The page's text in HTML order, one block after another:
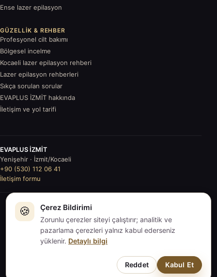
Ense lazer epilasyon
GÜZELLIK & REHBER
Profesyonel cilt bakımı
Bölgesel incelme
Kocaeli lazer epilasyon rehberi
Lazer epilasyon rehberleri
Sıkça sorulan sorular
EVAPLUS İZMİT hakkında
İletişim ve yol tarifi
EVAPLUS İZMİT
Yenişehir · İzmit/Kocaeli
+90 (530) 112 06 41
İletişim formu
© 2026 EVAPLUS İZMİT. Tüm hakları saklıdır.
bilgilendirmedir; tıbbi tavsiye değildir.
Gizlilik· Çerezler· Sitemap·Çerez tercihleri
🍪 Çerez Bildirimi
Zorunlu çerezler siteyi çalıştırır; analitik ve
pazarlama çerezleri yalnız kabul ederseniz
yüklenir. Detaylı bilgi
Reddet Kabul Et